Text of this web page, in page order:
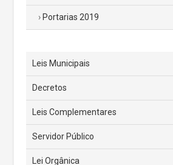
Portarias 2019
Leis Municipais
Decretos
Leis Complementares
Servidor Público
Lei Orgânica